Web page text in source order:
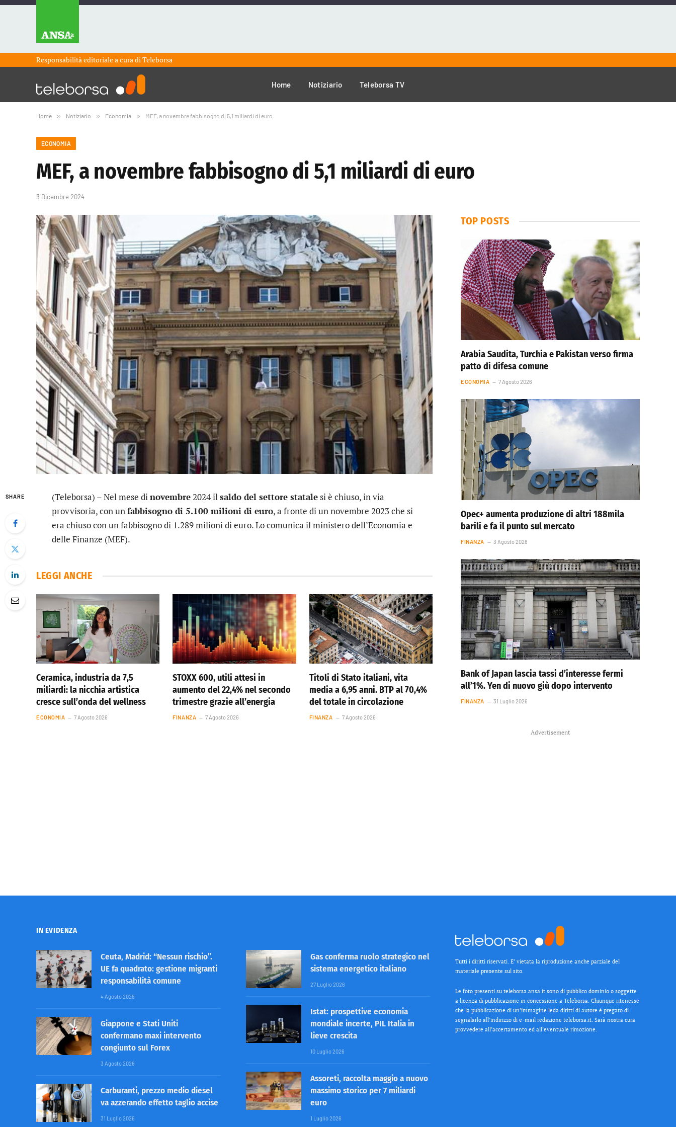
Responsabilità editoriale a cura diTeleborsa
Home Notiziario Teleborsa TV
Home » Notiziario » Economia » MEF, a novembre fabbisogno di 5,1 miliardi di euro
ECONOMIA
MEF, a novembre fabbisogno di 5,1 miliardi di euro
3 Dicembre 2024
SHARE (Teleborsa) – Nel mese dinovembre2024 ilsaldo del settore statalesi è chiuso, in via
provvisoria, con unfabbisogno di 5.100 milioni di euro, a fronte di un novembre 2023 che si
era chiuso con un fabbisogno di 1.289 milioni di euro. Lo comunica il ministero dell’Economia e
delle Finanze (MEF).
LEGGI ANCHE
Ceramica, industria da 7,5
miliardi: la nicchia artistica
cresce sull’onda del wellness
ECONOMIA 7 Agosto 2026
STOXX 600, utili attesi in
aumento del 22,4% nel secondo
trimestre grazie all’energia
FINANZA 7 Agosto 2026
Titoli di Stato italiani, vita
media a 6,95 anni. BTP al 70,4%
del totale in circolazione
FINANZA 7 Agosto 2026
TOP POSTS
Arabia Saudita, Turchia e Pakistan verso firma
patto di difesa comune
ECONOMIA 7 Agosto 2026
Opec+ aumenta produzione di altri 188mila
barili e fa il punto sul mercato
FINANZA 3 Agosto 2026
Bank of Japan lascia tassi d’interesse fermi
all’1%. Yen di nuovo giù dopo intervento
FINANZA 31 Luglio 2026
Advertisement
IN EVIDENZA
Ceuta, Madrid: “Nessun rischio”.
UE fa quadrato: gestione migranti
responsabilità comune
4 Agosto 2026
Giappone e Stati Uniti
confermano maxi intervento
congiunto sul Forex
3 Agosto 2026
Carburanti, prezzo medio diesel
va azzerando effetto taglio accise
31 Luglio 2026
Gas conferma ruolo strategico nel
sistema energetico italiano
27 Luglio 2026
Istat: prospettive economia
mondiale incerte, PIL Italia in
lieve crescita
10 Luglio 2026
Assoreti, raccolta maggio a nuovo
massimo storico per 7 miliardi
euro
1 Luglio 2026
Tutti i diritti riservati. E’ vietata la riproduzione anche parziale del
materiale presente sul sito.
Le foto presenti su teleborsa.ansa.it sono di pubblico dominio o soggette
a licenza di pubblicazione in concessione a Teleborsa. Chiunque ritenesse
che la pubblicazione di un’immagine leda diritti di autore è pregato di
segnalarlo all’indirizzo di e-mail redazione teleborsa.it. Sarà nostra cura
provvedere all’accertamento ed all’eventuale rimozione.